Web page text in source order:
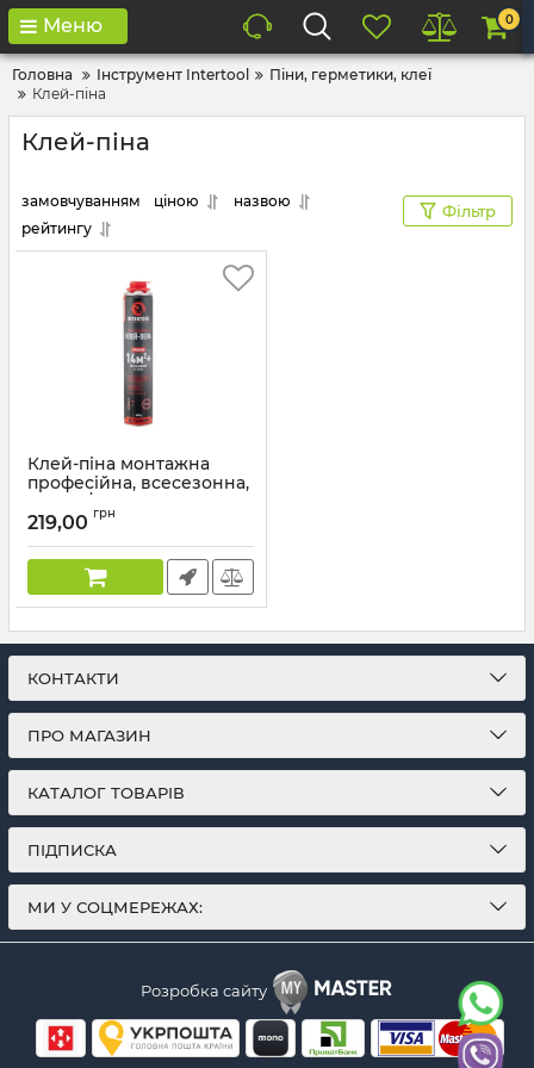
Меню 0
Головна Інструмент Intertool
Піни, герметики, клеї
Клей-піна
Клей-піна
замовчуванням ціною
назвою
рейтингу
Фільтр
Клей-піна монтажна
професійна, всесезонна,
750мл / 1000г., 14 м.кв.+,
під пістолет INTERTOOL
Артикул: FS-2000
219,00 грн
КОНТАКТИ
ПРО МАГАЗИН
КАТАЛОГ ТОВАРІВ
ПІДПИСКА
МИ У СОЦМЕРЕЖАХ:
Розробка сайту